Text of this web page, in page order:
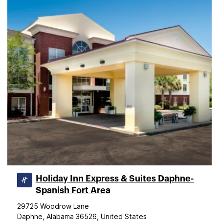
Holiday Inn Express & Suites Daphne-
Spanish Fort Area
29725 Woodrow Lane
Daphne, Alabama 36526, United States